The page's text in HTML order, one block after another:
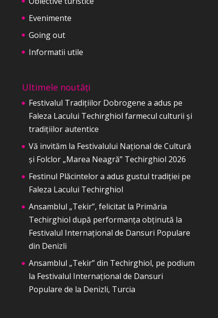
Evenimente
Going out
Informatii utile
Ultimele noutăți
Festivalul Tradițiilor Dobrogene a adus pe
Faleza Lacului Techirghiol farmecul culturii și
tradițiilor autentice
Vă invităm la Festivalului Național de Cultură
și Folclor „Marea Neagră” Techirghiol 2026
Festinul Plăcintelor a adus gustul tradiției pe
Faleza Lacului Techirghiol
Ansamblul „Tekir”, felicitat la Primăria
Techirghiol după performanța obținută la
Festivalul Internațional de Dansuri Populare
din Denizli
Ansamblul „Tekir” din Techirghiol, pe podium
la Festivalul Internațional de Dansuri
Populare de la Denizli, Turcia